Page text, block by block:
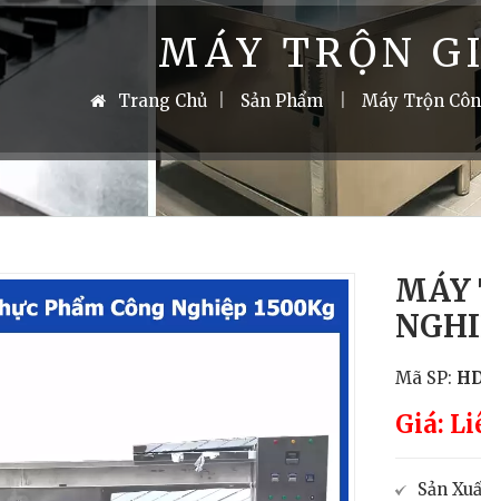
MÁY TRỘN
Trang Chủ Sản Phẩm Máy Trộn
MÁY
Mã SP:
Giá:
Sản